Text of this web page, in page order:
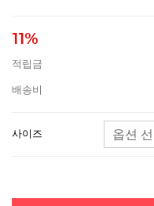
11%
적립금
배송비
사이즈